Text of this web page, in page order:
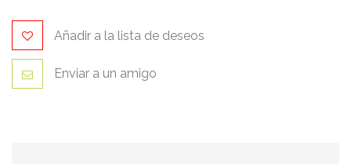
Añadir a la lista de deseos
Enviar a un amigo